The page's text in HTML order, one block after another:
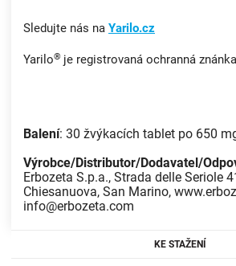
Sledujte nás na Yarilo.cz
Yarilo® je registrovaná ochranná
Balení: 30 žvýkacích tablet po 650
Výrobce/Distributor/Dodavatel/
Erbozeta S.p.a., Strada delle Seriole
Chiesanuova, San Marino,
info@erbozeta.com
KE STAŽENÍ